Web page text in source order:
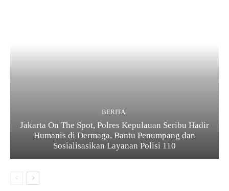
BERITA
Jakarta On The Spot, Polres Kepulauan Seribu Hadir
Humanis di Dermaga, Bantu Penumpang dan
Sosialisasikan Layanan Polisi 110